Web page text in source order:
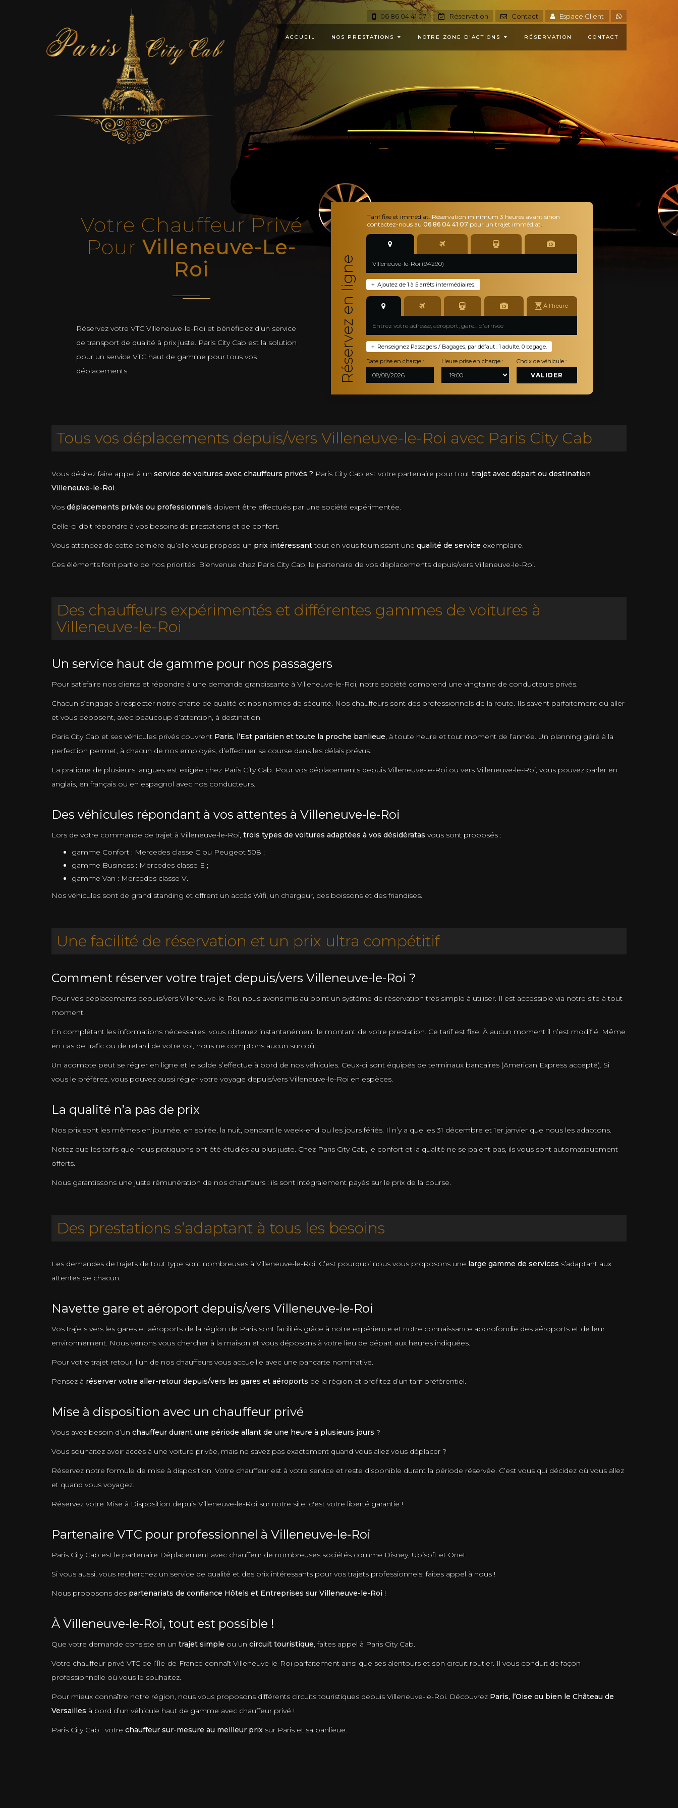
06 86 04 41 07 Réservation Contact Espace Client
ACCUEIL NOS PRESTATIONS NOTRE ZONE D'ACTIONS RÉSERVATION CONTACT
Votre Chauffeur Privé
Pour Villeneuve-Le-
Roi
Réservez votre VTC Villeneuve-le-Roi et bénéficiez d’un service
de transport de qualité à prix juste. Paris City Cab est la solution
pour un service VTC haut de gamme pour tous vos
déplacements.
Réservez en ligne
Tarif fixe et immédiat. Réservation minimum 3 heures avant sinon
contactez-nous au 06 86 04 41 07pour un trajet immédiat.
Ajoutez de 1 à 5 arrêts intermédiaires.
+
À l'heure
Renseignez Passagers / Bagages, par défaut : 1 adulte, 0 bagage.
+
Date prise en charge : Heure prise en charge : Choix de véhicule :
VALIDER
Tous vos déplacements depuis/vers Villeneuve-le-Roi avec Paris City Cab
Vous désirez faire appel à un service de voitures avec chauffeurs privés ? Paris City Cab est votre partenaire pour tout trajet avec départ ou destination
Villeneuve-le-Roi.
Vos déplacements privés ou professionnels doivent être effectués par une société expérimentée.
Celle-ci doit répondre à vos besoins de prestations et de confort.
Vous attendez de cette dernière qu’elle vous propose un prix intéressanttout en vous fournissant une qualité de service exemplaire.
Ces éléments font partie de nos priorités. Bienvenue chez Paris City Cab, le partenaire de vos déplacements depuis/vers Villeneuve-le-Roi.
Des chauffeurs expérimentés et différentes gammes de voitures à
Villeneuve-le-Roi
Un service haut de gamme pour nos passagers
Pour satisfaire nos clients et répondre à une demande grandissante à Villeneuve-le-Roi, notre société comprend une vingtaine de conducteurs privés.
Chacun s’engage à respecter notre charte de qualité et nos normes de sécurité. Nos chauffeurs sont des professionnels de la route. Ils savent parfaitement où aller
et vous déposent, avec beaucoup d’attention, à destination.
Paris City Cab et ses véhicules privés couvrent Paris, l’Est parisien et toute la proche banlieue, à toute heure et tout moment de l’année. Un planning géré à la
perfection permet, à chacun de nos employés, d’effectuer sa course dans les délais prévus.
La pratique de plusieurs langues est exigée chez Paris City Cab. Pour vos déplacements depuis Villeneuve-le-Roi ou vers Villeneuve-le-Roi, vous pouvez parler en
anglais, en français ou en espagnol avec nos conducteurs.
Des véhicules répondant à vos attentes à Villeneuve-le-Roi
Lors de votre commande de trajet à Villeneuve-le-Roi, trois types de voitures adaptées à vos désidératas vous sont proposés :
gamme Confort : Mercedes classe C ou Peugeot 508 ;
gamme Business : Mercedes classe E ;
gamme Van : Mercedes classe V.
Nos véhicules sont de grand standing et offrent un accès Wifi, un chargeur, des boissons et des friandises.
Une facilité de réservation et un prix ultra compétitif
Comment réserver votre trajet depuis/vers Villeneuve-le-Roi ?
Pour vos déplacements depuis/vers Villeneuve-le-Roi, nous avons mis au point un système de réservation très simple à utiliser. Il est accessible via notre site à tout
moment.
En complétant les informations nécessaires, vous obtenez instantanément le montant de votre prestation. Ce tarif est fixe. À aucun moment il n’est modifié. Même
en cas de trafic ou de retard de votre vol, nous ne comptons aucun surcoût.
Un acompte peut se régler en ligne et le solde s’effectue à bord de nos véhicules. Ceux-ci sont équipés de terminaux bancaires (American Express accepté). Si
vous le préférez, vous pouvez aussi régler votre voyage depuis/vers Villeneuve-le-Roi en espèces.
La qualité n’a pas de prix
Nos prix sont les mêmes en journée, en soirée, la nuit, pendant le week-end ou les jours fériés. Il n’y a que les 31 décembre et 1er janvier que nous les adaptons.
Notez que les tarifs que nous pratiquons ont été étudiés au plus juste. Chez Paris City Cab, le confort et la qualité ne se paient pas, ils vous sont automatiquement
offerts.
Nous garantissons une juste rémunération de nos chauffeurs : ils sont intégralement payés sur le prix de la course.
Des prestations s’adaptant à tous les besoins
Les demandes de trajets de tout type sont nombreuses à Villeneuve-le-Roi. C’est pourquoi nous vous proposons une large gamme de services s’adaptant aux
attentes de chacun.
Navette gare et aéroport depuis/vers Villeneuve-le-Roi
Vos trajets vers les gares et aéroports de la région de Paris sont facilités grâce à notre expérience et notre connaissance approfondie des aéroports et de leur
environnement. Nous venons vous chercher à la maison et vous déposons à votre lieu de départ aux heures indiquées.
Pour votre trajet retour, l’un de nos chauffeurs vous accueille avec une pancarte nominative.
Pensez à réserver votre aller-retour depuis/vers les gares et aéroports de la région et profitez d’un tarif préférentiel.
Mise à disposition avec un chauffeur privé
Vous avez besoin d’un chauffeur durant une période allant de une heure à plusieurs jours ?
Vous souhaitez avoir accès à une voiture privée, mais ne savez pas exactement quand vous allez vous déplacer ?
Réservez notre formule de mise à disposition. Votre chauffeur est à votre service et reste disponible durant la période réservée. C’est vous qui décidez où vous allez
et quand vous voyagez.
Réservez votre Mise à Disposition depuis Villeneuve-le-Roi sur notre site, c'est votre liberté garantie !
Partenaire VTC pour professionnel à Villeneuve-le-Roi
Paris City Cab est le partenaire Déplacement avec chauffeur de nombreuses sociétés comme Disney, Ubisoft et Onet.
Si vous aussi, vous recherchez un service de qualité et des prix intéressants pour vos trajets professionnels, faites appel à nous !
Nous proposons des partenariats de confiance Hôtels et Entreprises sur Villeneuve-le-Roi !
À Villeneuve-le-Roi, tout est possible !
Que votre demande consiste en un trajet simple ou un circuit touristique, faites appel à Paris City Cab.
Votre chauffeur privé VTC de l’Île-de-France connaît Villeneuve-le-Roi parfaitement ainsi que ses alentours et son circuit routier. Il vous conduit de façon
professionnelle où vous le souhaitez.
Pour mieux connaître notre région, nous vous proposons différents circuits touristiques depuis Villeneuve-le-Roi. Découvrez Paris, l’Oise ou bien le Château de
Versailles à bord d’un véhicule haut de gamme avec chauffeur privé !
Paris City Cab : votre chauffeur sur-mesure au meilleur prix sur Paris et sa banlieue.